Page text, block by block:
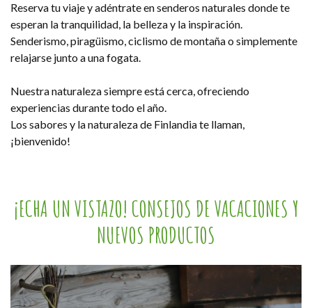
Reserva tu viaje y adéntrate en senderos naturales donde te
esperan la tranquilidad, la belleza y la inspiración.
Senderismo, piragüismo, ciclismo de montaña o simplemente
relajarse junto a una fogata.
Nuestra naturaleza siempre está cerca, ofreciendo
experiencias durante todo el año.
Los sabores y la naturaleza de Finlandia te llaman,
¡bienvenido!
¡ECHA UN VISTAZO! CONSEJOS DE VACACIONES Y
NUEVOS PRODUCTOS